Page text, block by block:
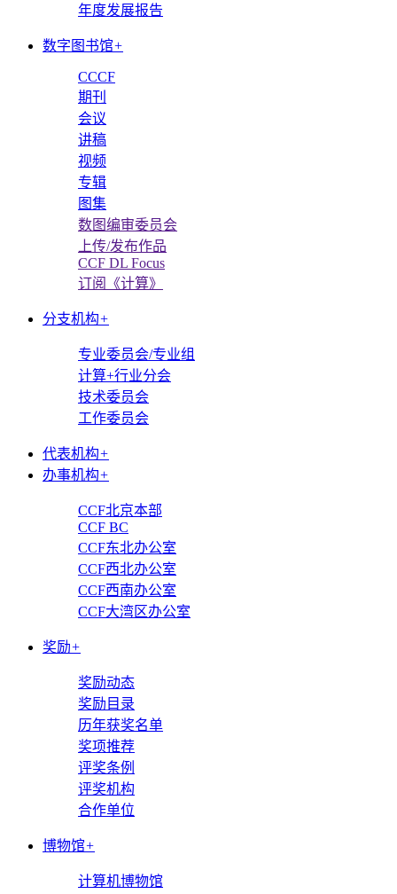
年度发展报告
数字图书馆+
CCCF
期刊
会议
讲稿
视频
专辑
图集
数图编审委员会
上传/发布作品
CCF DL Focus
订阅《计算》
分支机构+
专业委员会/专业组
计算+行业分会
技术委员会
工作委员会
代表机构+
办事机构+
CCF北京本部
CCF BC
CCF东北办公室
CCF西北办公室
CCF西南办公室
CCF大湾区办公室
奖励+
奖励动态
奖励目录
历年获奖名单
奖项推荐
评奖条例
评奖机构
合作单位
博物馆+
计算机博物馆